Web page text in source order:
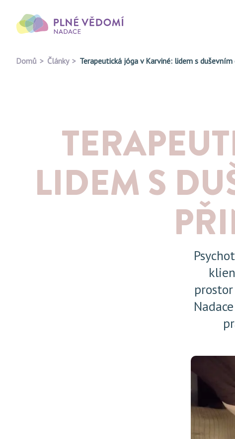
Domů Články Terapeutická jóga v Karviné: lidem s
LIDEM S